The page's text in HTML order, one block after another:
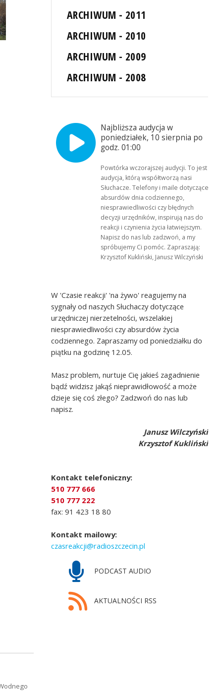
ARCHIWUM - 2011
ARCHIWUM - 2010
ARCHIWUM - 2009
ARCHIWUM - 2008
Najbliższa audycja w
poniedziałek, 10 sierpnia po
godz. 01:00
Powtórka wczorajszej audycji. To jest
audycja, którą współtworzą nasi
Słuchacze. Telefony i maile dotyczące
absurdów dnia codziennego,
niesprawiedliwości czy błędnych
decyzji urzędników, inspirują nas do
reakcji i czynienia życia łatwiejszym.
Napisz do nas lub zadzwoń, a my
spróbujemy Ci pomóc. Zapraszają:
Krzysztof Kukliński, Janusz Wilczyński
W 'Czasie reakcji' 'na żywo' reagujemy na
sygnały od naszych Słuchaczy dotyczące
urzędniczej nierzetelności, wszelakiej
niesprawiedliwości czy absurdów życia
codziennego. Zapraszamy od poniedziałku do
piątku na godzinę 12.05.
Masz problem, nurtuje Cię jakieś zagadnienie
bądź widzisz jakąś nieprawidłowość a może
dzieje się coś złego? Zadzwoń do nas lub
napisz.
Janusz Wilczyński
Krzysztof Kukliński
Kontakt telefoniczny:
510 777 666
510 777 222
fax: 91 423 18 80
Kontakt mailowy:
czasreakcji@radioszczecin.pl
PODCAST AUDIO
AKTUALNOŚCI RSS